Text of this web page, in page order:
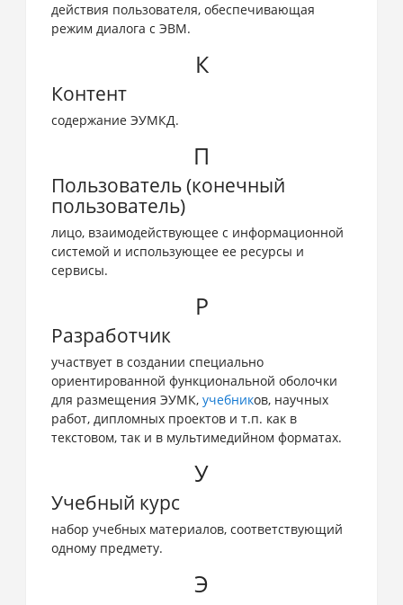
действия пользователя, обеспечивающая
режим диалога с ЭВМ.
К
Контент
содержание ЭУМКД.
П
Пользователь (конечный
пользователь)
лицо, взаимодействующее с информационной
системой и использующее ее ресурсы и
сервисы.
Р
Разработчик
участвует в создании специально
ориентированной функциональной оболочки
для размещения ЭУМК, учебников, научных
работ, дипломных проектов и т.п. как в
текстовом, так и в мультимедийном форматах.
У
Учебный курс
набор учебных материалов, соответствующий
одному предмету.
Э